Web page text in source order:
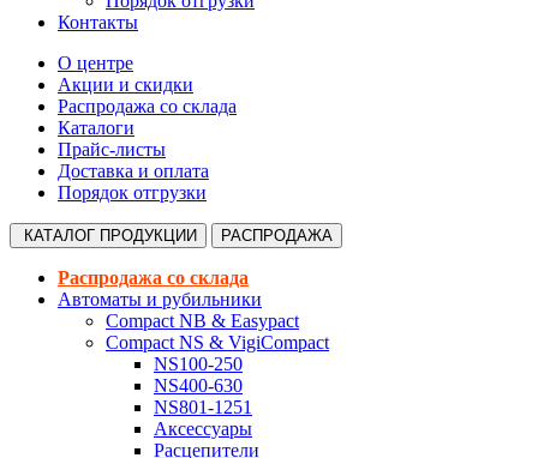
Контакты
О центре
Акции и скидки
Распродажа со склада
Каталоги
Прайс-листы
Доставка и оплата
Порядок отгрузки
КАТАЛОГ ПРОДУКЦИИ РАСПРОДАЖА
Распродажа со склада
Автоматы и рубильники
Compact NB & Easypact
Compact NS & VigiCompact
NS100-250
NS400-630
NS801-1251
Аксессуары
Расцепители